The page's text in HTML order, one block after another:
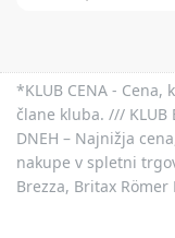
*KLUB CENA -
člane kluba. /// KLUB
DNEH – Najnižja
nakupe v spletni
Brezza, Britax